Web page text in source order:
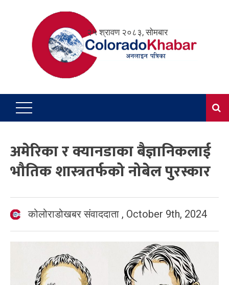
२५ श्रावण २०८३, सोमबार
अमेरिका र क्यानडाका बैज्ञानिकलाई
भौतिक शास्त्रतर्फको नोबेल पुरस्कार
कोलोराडोखबर संवाददाता , October 9th, 2024